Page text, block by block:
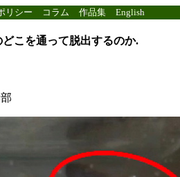
リシー コラム 作品集 English
こを通って脱出するのか.